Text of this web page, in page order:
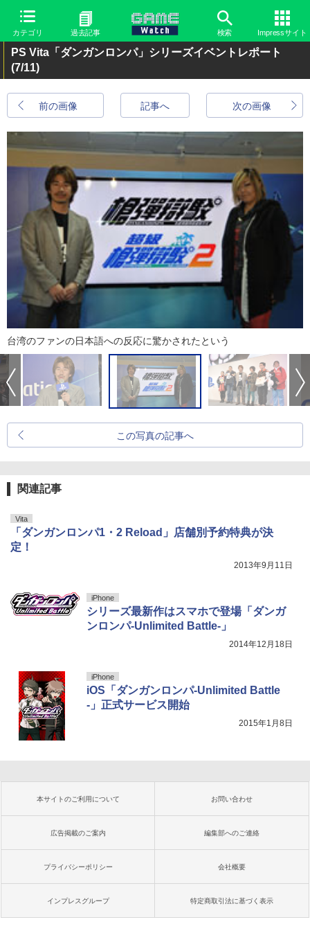
カテゴリ 過去記事 検索 Impressサイト
PS Vita「ダンガンロンパ」シリーズイベントレポート
(7/11)
前の画像 次の画像
記事へ
台湾のファンの日本語への反応に驚かされたという
この写真の記事へ
関連記事
Vita
「ダンガンロンパ1・2 Reload」店舗別予約特典が決
定！
2013年9月11日
iPhone
シリーズ最新作はスマホで登場「ダンガ
ンロンパ-Unlimited Battle-」
2014年12月18日
iPhone
iOS「ダンガンロンパ-Unlimited Battle
-」正式サービス開始
2015年1月8日
本サイトのご利用について お問い合わせ
広告掲載のご案内 編集部へのご連絡
プライバシーポリシー 会社概要
インプレスグループ 特定商取引法に基づく表示